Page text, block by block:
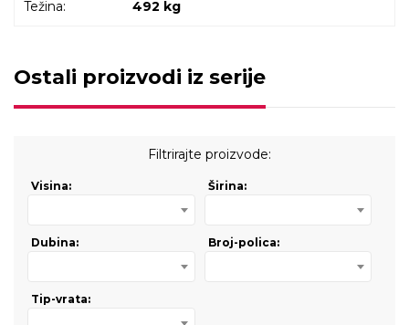
Težina: 492 kg
Ostali proizvodi iz serije
Filtrirajte proizvode:
Visina: Širina:
Dubina: Broj-polica:
Tip-vrata: